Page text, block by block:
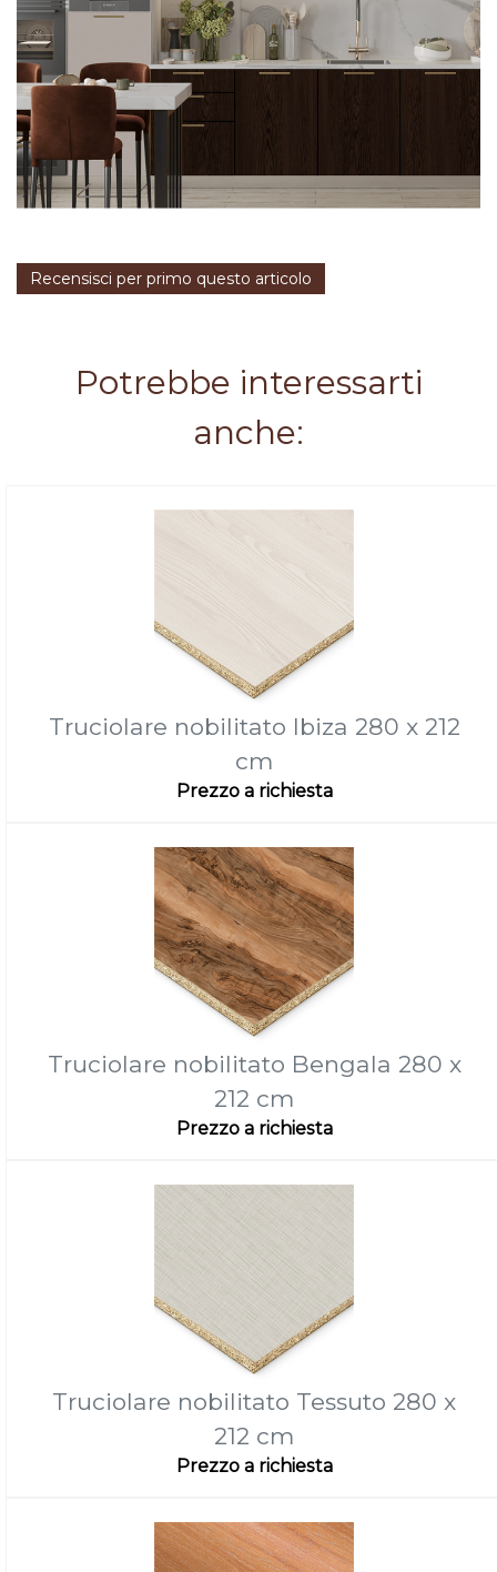
Recensisci per primo questo articolo
Potrebbe interessarti
anche:
Truciolare nobilitato Ibiza 280 x 212
cm
Prezzo a richiesta
Truciolare nobilitato Bengala 280 x
212 cm
Prezzo a richiesta
Truciolare nobilitato Tessuto 280 x
212 cm
Prezzo a richiesta